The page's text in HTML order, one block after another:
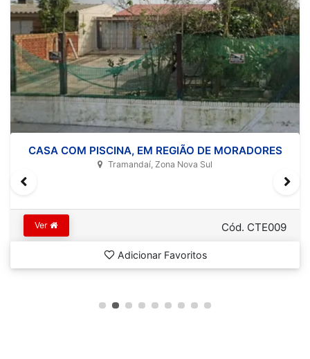
CASA COM PISCINA, EM REGIÃO DE MORADORES
Tramandaí, Zona Nova Sul
Ver Cód. CTE009
Adicionar Favoritos